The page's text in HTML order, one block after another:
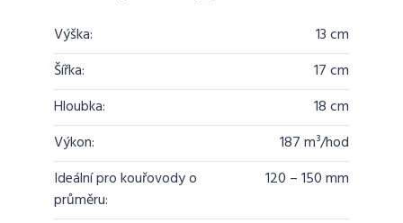
Výška:
13 cm
Šířka:
17 cm
Hloubka:
18 cm
Výkon:
187 m³/hod
Ideální pro kouřovody o
průměru:
120 – 150 mm